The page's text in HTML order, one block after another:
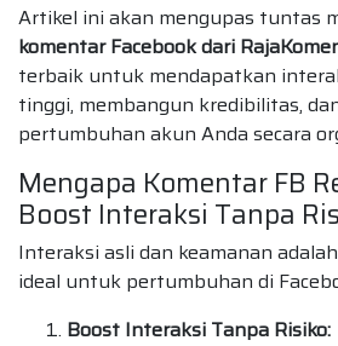
Artikel ini akan mengupas tuntas
komentar Facebook dari
terbaik untuk mendapatkan
tinggi, membangun kredibilitas,
pertumbuhan akun Anda secara
Mengapa Komentar FB
Boost Interaksi Tanpa
Interaksi asli dan keamanan
ideal untuk pertumbuhan di
Boost Interaksi Tanpa Risiko: